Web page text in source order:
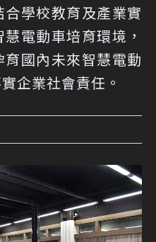
學校教育及產業實
電動車培育環境，
國內未來智慧電動
企業社會責任。